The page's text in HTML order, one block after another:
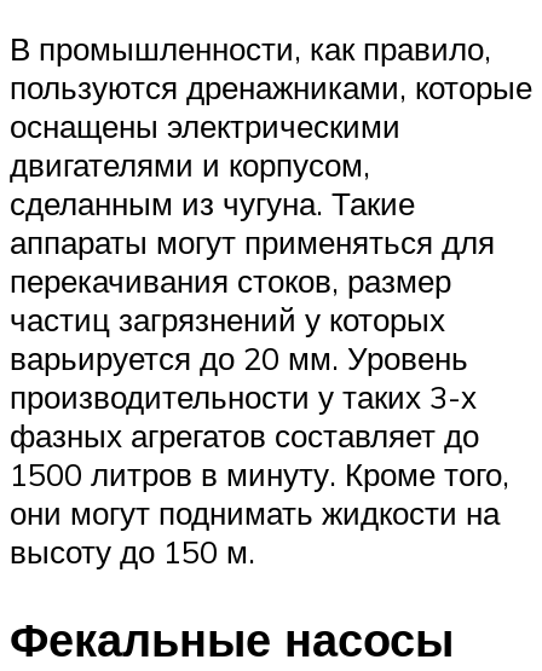
В промышленности, как правило,
пользуются дренажниками, которые
оснащены электрическими
двигателями и корпусом,
сделанным из чугуна. Такие
аппараты могут применяться для
перекачивания стоков, размер
частиц загрязнений у которых
варьируется до 20 мм. Уровень
производительности у таких 3-х
фазных агрегатов составляет до
1500 литров в минуту. Кроме того,
они могут поднимать жидкости на
высоту до 150 м.
Фекальные насосы